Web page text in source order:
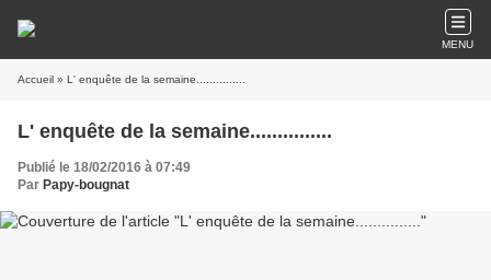
MENU
Accueil » L' enquête de la semaine...............
L' enquête de la semaine...............
Publié le 18/02/2016 à 07:49
Par Papy-bougnat